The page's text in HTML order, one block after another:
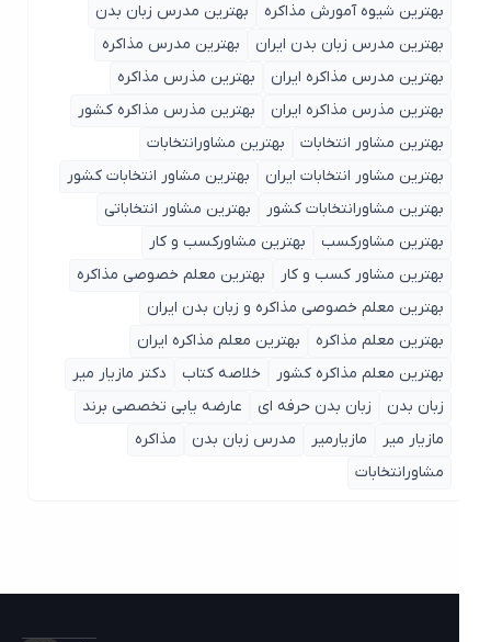
بهترین شیوه آمورش مذاکره
بهترین مدرس زبان بدن
بهترین مدرس زبان بدن ایران
بهترین مدرس مذاکره
بهترین مدرس مذاکره ایران
بهترین مذرس مذاکره
بهترین مذرس مذاکره ایران
بهترین مذرس مذاکره کشور
بهترین مشاور انتخابات
بهترین مشاورانتخابات
بهترین مشاور انتخابات ایران
بهترین مشاور انتخابات کشور
بهترین مشاورانتخابات کشور
بهترین مشاور انتخاباتی
بهترین مشاورکسب
بهترین مشاورکسب و کار
بهترین مشاور کسب و کار
بهترین معلم خصوصی مذاکره
بهترین معلم خصوصی مذاکره و زبان بدن ایران
بهترین معلم مذاکره
بهترین معلم مذاکره ایران
بهترین معلم مذاکره کشور
خلاصه کتاب
دکتر مازیار میر
زبان بدن
زبان بدن حرفه ای
عارضه یابی تخصصی برند
مازیار میر
مازیارمیر مدرس زبان بدن
مذاکره
مشاورانتخابات